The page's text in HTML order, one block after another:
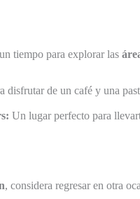
tiempo para explorar las
disfrutar de un café y una
Un lugar perfecto para
, considera regresar en otra